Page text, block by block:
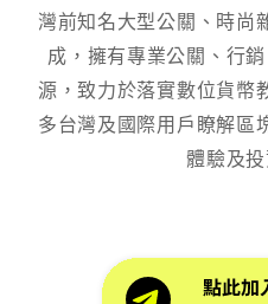
灣前知名大型公關、時尚
成，擁有專業公關、行
源，致力於落實數位貨幣
多台灣及國際用戶瞭解區
體驗及